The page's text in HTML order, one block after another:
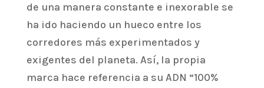
de una manera constante e inexorable se
ha ido haciendo un hueco entre los
corredores más experimentados y
exigentes del planeta. Así, la propia
marca hace referencia a su ADN “100%